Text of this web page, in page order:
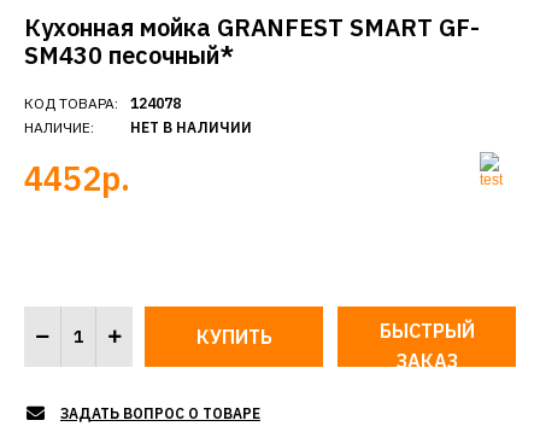
Кухонная мойка GRANFEST SMART GF-
SM430 песочный*
КОД ТОВАРА:
НАЛИЧИЕ:
124078
НЕТ В НАЛИЧИИ
4452р.
БЫСТРЫЙ
ЗАКАЗ
ЗАДАТЬ ВОПРОС О ТОВАРЕ